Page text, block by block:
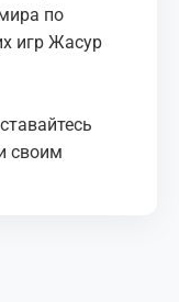
по
игр Жасур
своим